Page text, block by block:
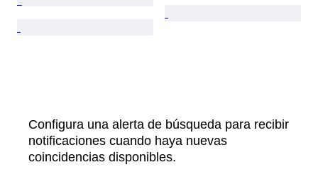
Configura una alerta de búsqueda para recibir
notificaciones cuando haya nuevas
coincidencias disponibles.